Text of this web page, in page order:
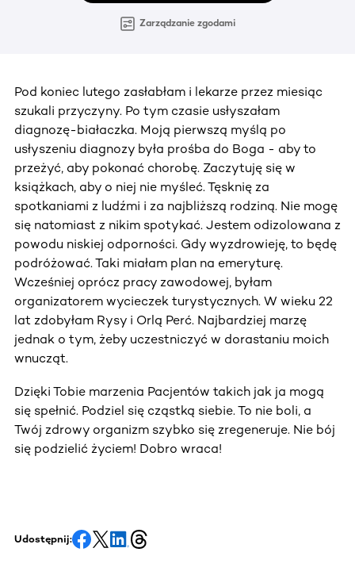
Zarządzanie zgodami
Pod koniec lutego zasłabłam i lekarze przez miesiąc
szukali przyczyny. Po tym czasie usłyszałam
diagnozę-białaczka. Moją pierwszą myślą po
usłyszeniu diagnozy była prośba do Boga - aby to
przeżyć, aby pokonać chorobę. Zaczytuję się w
książkach, aby o niej nie myśleć. Tęsknię za
spotkaniami z ludźmi i za najbliższą rodziną. Nie mogę
się natomiast z nikim spotykać. Jestem odizolowana z
powodu niskiej odporności. Gdy wyzdrowieję, to będę
podróżować. Taki miałam plan na emeryturę.
Wcześniej oprócz pracy zawodowej, byłam
organizatorem wycieczek turystycznych. W wieku 22
lat zdobyłam Rysy i Orlą Perć. Najbardziej marzę
jednak o tym, żeby uczestniczyć w dorastaniu moich
wnucząt.
Dzięki Tobie marzenia Pacjentów takich jak ja mogą
się spełnić. Podziel się cząstką siebie. To nie boli, a
Twój zdrowy organizm szybko się zregeneruje. Nie bój
się podzielić życiem! Dobro wraca!
Udostępnij: